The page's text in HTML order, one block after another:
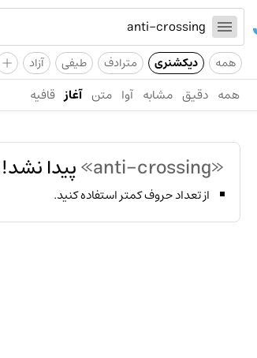
همه دیکشنری مترادف طیفی آزاد +
همه دقیق مشابه آوا متن آغاز قافیه
«anti-crossing» پیدا نشد!
از تعداد حروف کمتر استفاده کنید.